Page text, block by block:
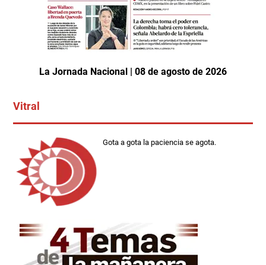
La Jornada Nacional | 08 de agosto de 2026
Vitral
Gota a gota la paciencia se agota.